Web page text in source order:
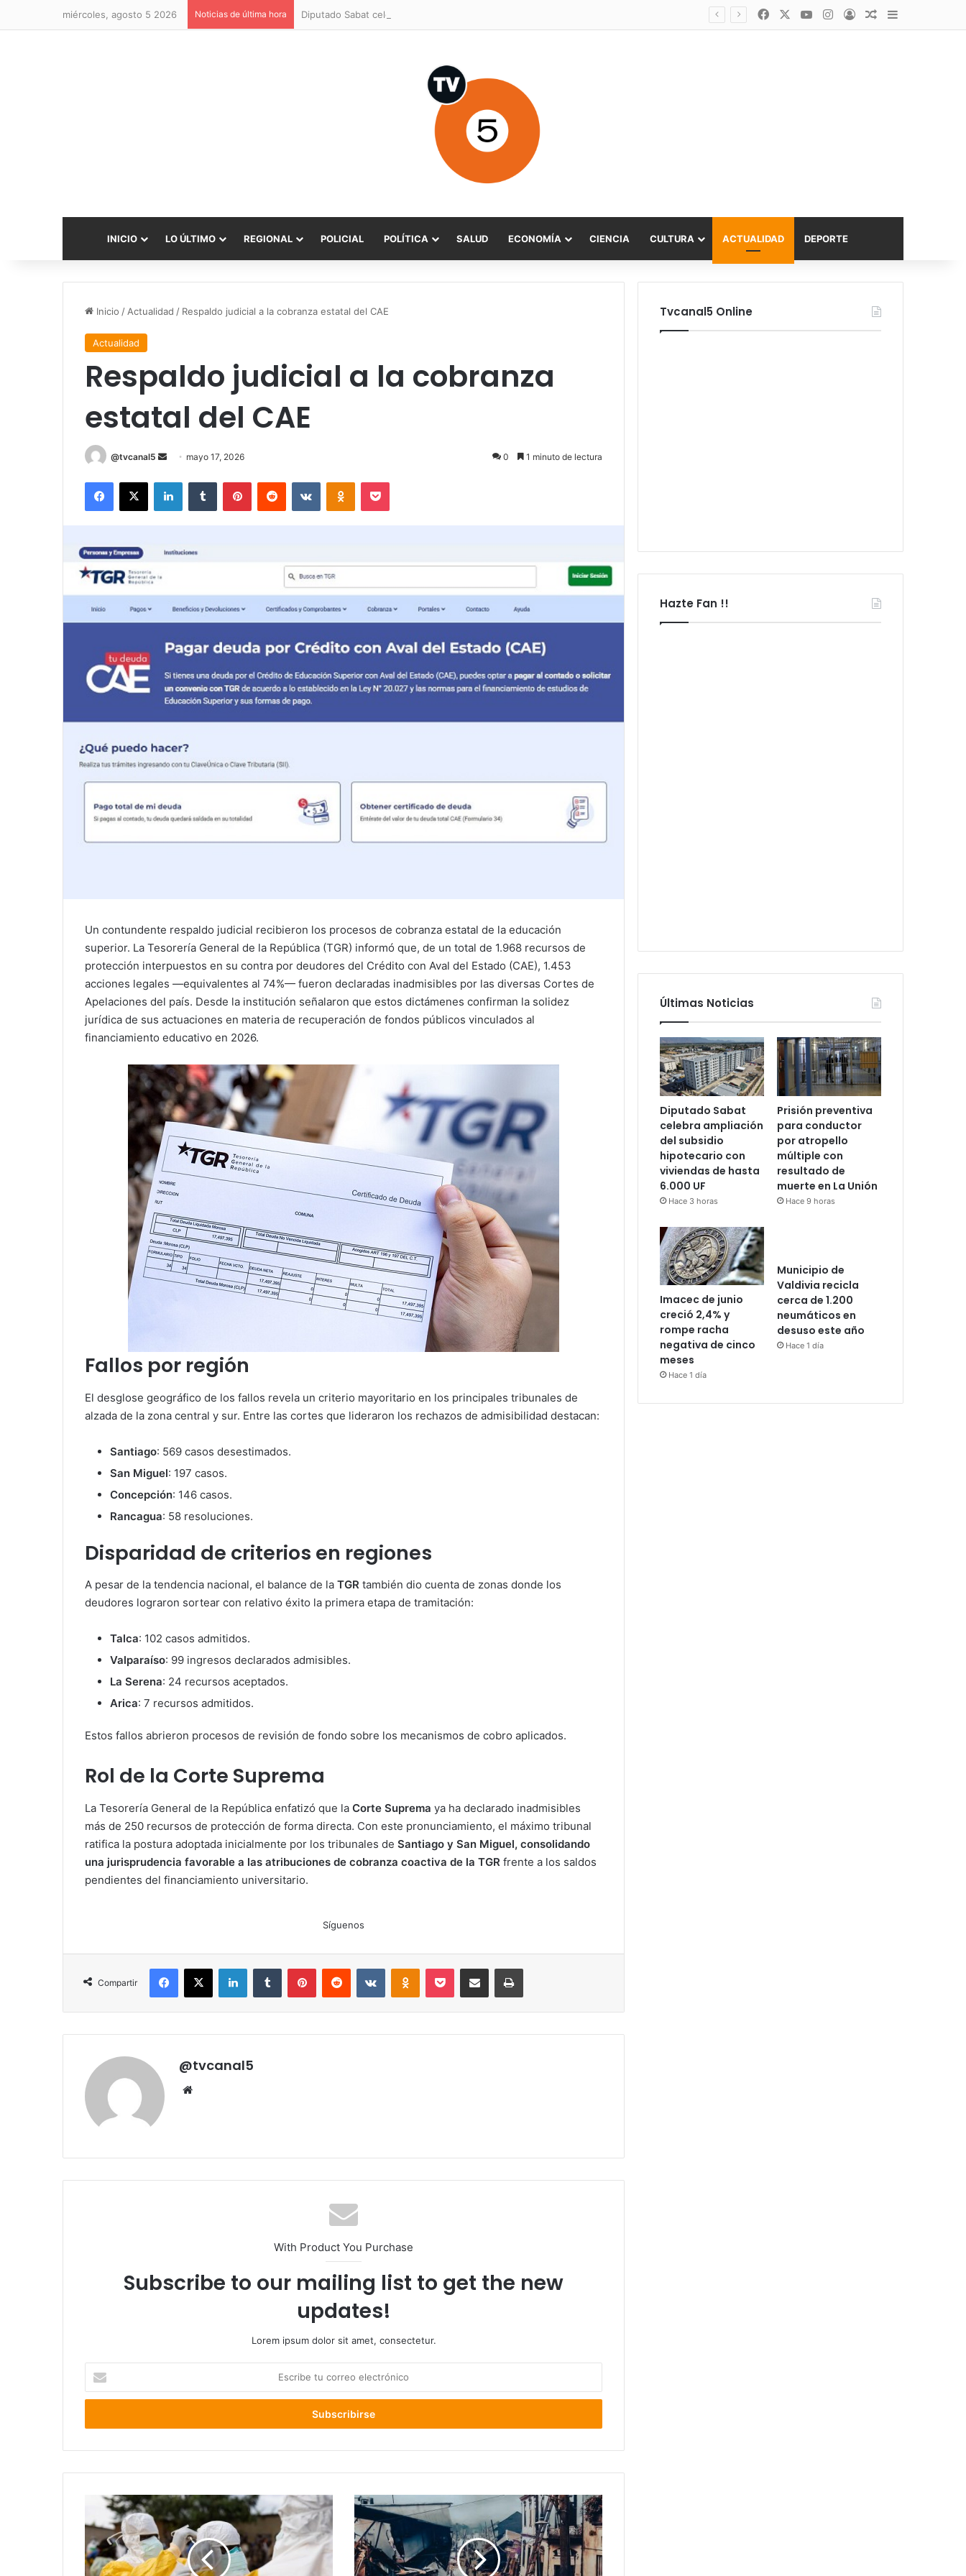
miércoles, agosto 5 2026 Noticias de última hora FacebookYouTubeInstagram
AccesoPublicación al
Barra lateral
INICIO LO ÚLTIMO REGIONAL POLICIAL POLÍTICA SALUD ECONOMÍA CIENCIA CULTURA ACTUALIDAD DEPORTE
Inicio / Actualidad / Respaldo judicial a la cobranza estatal del CAE
Actualidad
Respaldo judicial a la cobranza
estatal del CAE
@tvcanal5
Send
email
mayo 17, 2026 0 1 minuto de lectura
Facebook
X LinkedInTumblr PinterestReddit VKontakteOdnoklassniki
Pocket
Un contundente respaldo judicial recibieron los procesos de cobranza estatal de la educación
superior. La Tesorería General de la República (TGR) informó que, de un total de 1.968 recursos de
protección interpuestos en su contra por deudores del Crédito con Aval del Estado (CAE), 1.453
acciones legales —equivalentes al 74%— fueron declaradas inadmisibles por las diversas Cortes de
Apelaciones del país. Desde la institución señalaron que estos dictámenes confirman la solidez
jurídica de sus actuaciones en materia de recuperación de fondos públicos vinculados al
financiamiento educativo en 2026.
Fallos por región
El desglose geográfico de los fallos revela un criterio mayoritario en los principales tribunales de
alzada de la zona central y sur. Entre las cortes que lideraron los rechazos de admisibilidad destacan:
Santiago: 569 casos desestimados.
San Miguel: 197 casos.
Concepción: 146 casos.
Rancagua: 58 resoluciones.
Disparidad de criterios en regiones
A pesar de la tendencia nacional, el balance de la TGR también dio cuenta de zonas donde los
deudores lograron sortear con relativo éxito la primera etapa de tramitación:
Talca: 102 casos admitidos.
Valparaíso: 99 ingresos declarados admisibles.
La Serena: 24 recursos aceptados.
Arica: 7 recursos admitidos.
Estos fallos abrieron procesos de revisión de fondo sobre los mecanismos de cobro aplicados.
Rol de la Corte Suprema
La Tesorería General de la República enfatizó que la Corte Suprema ya ha declarado inadmisibles
más de 250 recursos de protección de forma directa. Con este pronunciamiento, el máximo tribunal
ratifica la postura adoptada inicialmente por los tribunales de Santiago y San Miguel, consolidando
una jurisprudencia favorable a las atribuciones de cobranza coactiva de la TGR frente a los saldos
pendientes del financiamiento universitario.
Síguenos
Compartir
Facebook
X LinkedInTumblr PinterestReddit VKontakteOdnoklassniki
Pocket Compartir por correo electrónicoImprimir
@tvcanal5
With Product You Purchase
Subscribe to our mailing list to get the new
updates!
Lorem ipsum dolor sit amet, consectetur.
correo
fallecidos
tras
brote
de
Valdivia
conmemoró
los
66
años
Tvcanal5 Online
Hazte Fan !!
Últimas Noticias
Diputado Sabat
celebra ampliación
del subsidio
hipotecario con
viviendas de hasta
6.000 UF
Hace 3 horas
Prisión preventiva
para conductor
por atropello
múltiple con
resultado de
muerte en La Unión
Hace 9 horas
Imacec de junio
creció 2,4% y
rompe racha
negativa de cinco
meses
Hace 1 día
Municipio de
Valdivia recicla
cerca de 1.200
neumáticos en
desuso este año
Hace 1 día